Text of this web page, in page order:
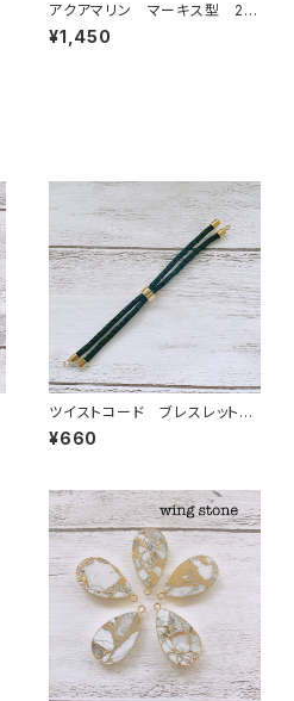
アクアマリン マーキス型 2カ
ン
¥1,450
ツイストコード ブレスレット
紐 ブラック
¥660